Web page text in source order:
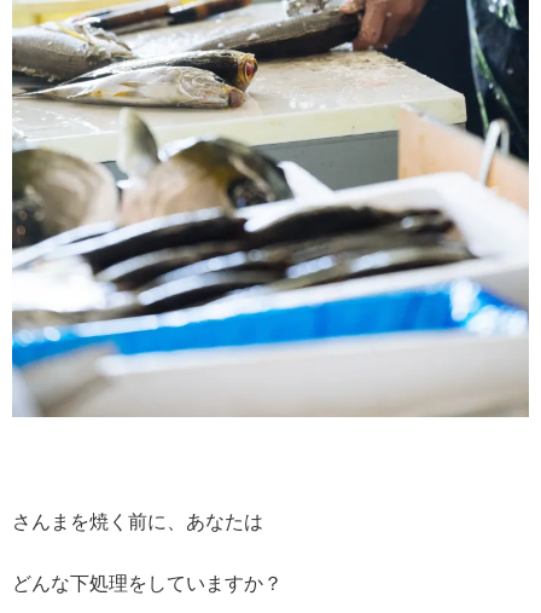
さんまを焼く前に、あなたは
どんな下処理をしていますか？